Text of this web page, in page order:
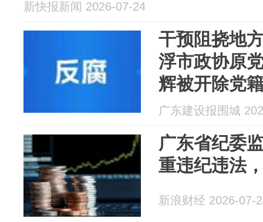
新快报新闻 2026-07-24
干预阻挠地
浮市政协原
辉被开除党
广东建设报围城
广东省纪委
重违纪违法
新浪财经 2026-07-